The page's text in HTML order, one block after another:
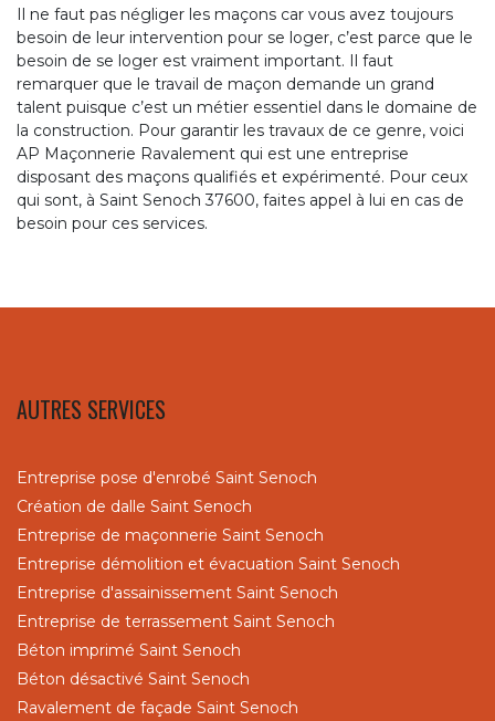
Il ne faut pas négliger les maçons car vous avez toujours
besoin de leur intervention pour se loger, c’est parce que le
besoin de se loger est vraiment important. Il faut
remarquer que le travail de maçon demande un grand
talent puisque c’est un métier essentiel dans le domaine de
la construction. Pour garantir les travaux de ce genre, voici
AP Maçonnerie Ravalement qui est une entreprise
disposant des maçons qualifiés et expérimenté. Pour ceux
qui sont, à Saint Senoch 37600, faites appel à lui en cas de
besoin pour ces services.
AUTRES SERVICES
Entreprise pose d'enrobé Saint Senoch
Création de dalle Saint Senoch
Entreprise de maçonnerie Saint Senoch
Entreprise démolition et évacuation Saint Senoch
Entreprise d'assainissement Saint Senoch
Entreprise de terrassement Saint Senoch
Béton imprimé Saint Senoch
Béton désactivé Saint Senoch
Ravalement de façade Saint Senoch